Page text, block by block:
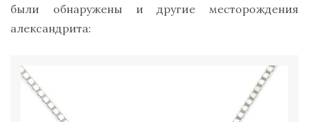
были обнаружены и другие месторождения
александрита: